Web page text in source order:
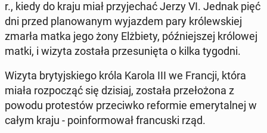
r., kiedy do kraju miał przy­je­chać Jerzy VI. Jednak pięć
dni przed pla­no­wa­nym wy­jaz­dem pary kró­lew­skiej
zmarła matka jego żony Elż­bie­ty, póź­niej­szej kró­lo­wej
matki, i wizyta została prze­su­nię­ta o kilka tygodni.
Wizyta bry­tyj­skie­go króla Karola III we Francji, która
miała roz­po­cząć się dzisiaj, została prze­ło­żo­na z
powodu pro­te­stów prze­ciw­ko re­for­mie eme­ry­tal­nej w
całym kraju - po­in­for­mo­wał fran­cu­ski rząd.